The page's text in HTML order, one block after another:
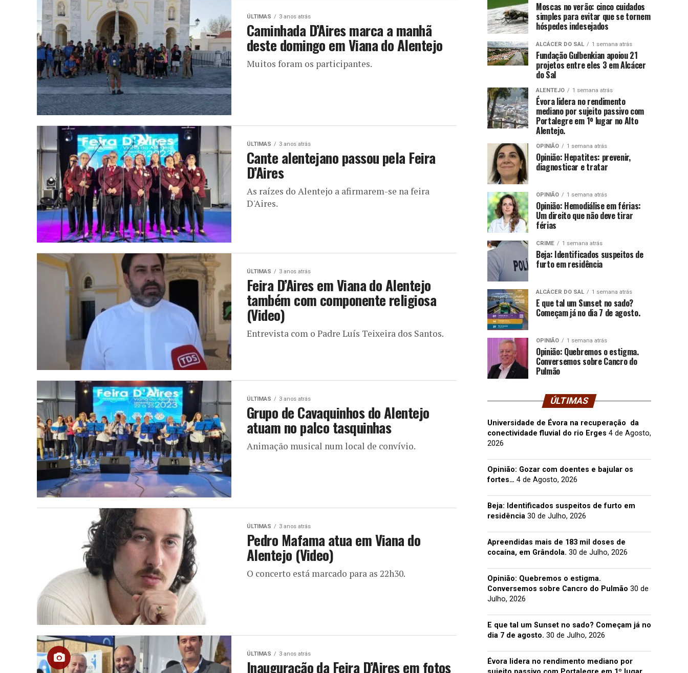
ÚLTIMAS 3 anos atrás
Caminhada D’Aires marca a manhã
deste domingo em Viana do Alentejo
Muitos foram os participantes.
ÚLTIMAS 3 anos atrás
Cante alentejano passou pela Feira
D’Aires
As raízes do Alentejo a afirmarem-se na feira
D'Aires.
ÚLTIMAS 3 anos atrás
Feira D’Aires em Viana do Alentejo
também com componente religiosa
(Video)
Entrevista com o Padre Luís Teixeira dos Santos.
ÚLTIMAS 3 anos atrás
Grupo de Cavaquinhos do Alentejo
atuam no palco tasquinhas
Animação musical num local de convívio.
ÚLTIMAS 3 anos atrás
Pedro Mafama atua em Viana do
Alentejo (Video)
O concerto está marcado para as 22h30.
ÚLTIMAS 3 anos atrás
Inauguração da Feira D’Aires em fotos
Moscas no verão: cinco cuidados
simples para evitar que se tornem
hóspedes indesejados
ALCÁCER DO SAL 1 semana atrás
Fundação Gulbenkian apoiou 21
projetos entre eles 3 em Alcácer
do Sal
ALENTEJO 1 semana atrás
Évora lidera no rendimento
mediano por sujeito passivo com
Portalegre em 1º lugar no Alto
Alentejo.
OPINIÃO 1 semana atrás
Opinião: Hepatites: prevenir,
diagnosticar e tratar
OPINIÃO 1 semana atrás
Opinião: Hemodiálise em férias:
Um direito que não deve tirar
férias
CRIME 1 semana atrás
Beja: Identificados suspeitos de
furto em residência
ALCÁCER DO SAL 1 semana atrás
E que tal um Sunset no sado?
Começam já no dia 7 de agosto.
OPINIÃO 1 semana atrás
Opinião: Quebremos o estigma.
Conversemos sobre Cancro do
Pulmão
ÚLTIMAS
Universidade de Évora na recuperação da
conectividade fluvial do rio Erges 4 de Agosto,
2026
Opinião: Gozar com doentes e bajular os
fortes… 4 de Agosto, 2026
Beja: Identificados suspeitos de furto em
residência 30 de Julho, 2026
Apreendidas mais de 183 mil doses de
cocaína, em Grândola. 30 de Julho, 2026
Opinião: Quebremos o estigma.
Conversemos sobre Cancro do Pulmão 30 de
Julho, 2026
E que tal um Sunset no sado? Começam já no
dia 7 de agosto. 30 de Julho, 2026
Évora lidera no rendimento mediano por